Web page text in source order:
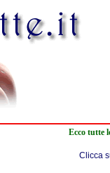
Ecco tutte
Clicca